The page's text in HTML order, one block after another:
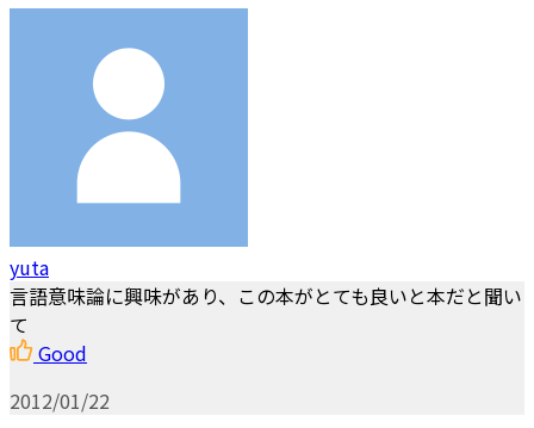
yuta
言語意味論に興味があり、この本がとても良いと本だと聞い
て
Good
2012/01/22